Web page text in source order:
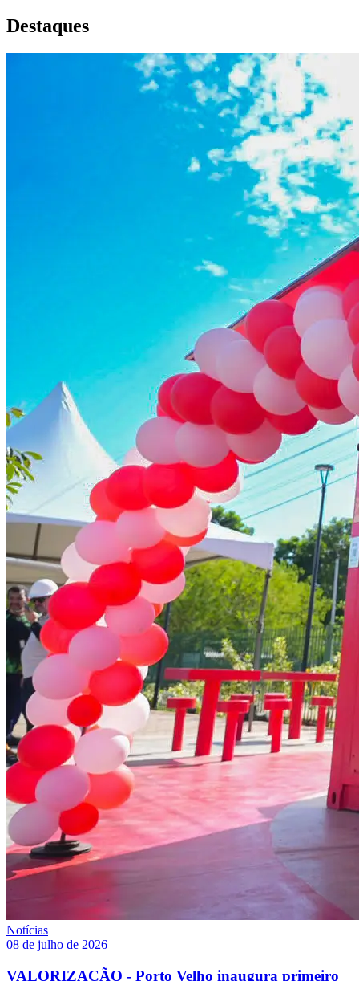
Destaques
Notícias
08 de julho de 2026
VALORIZAÇÃO - Porto Velho inaugura primeiro